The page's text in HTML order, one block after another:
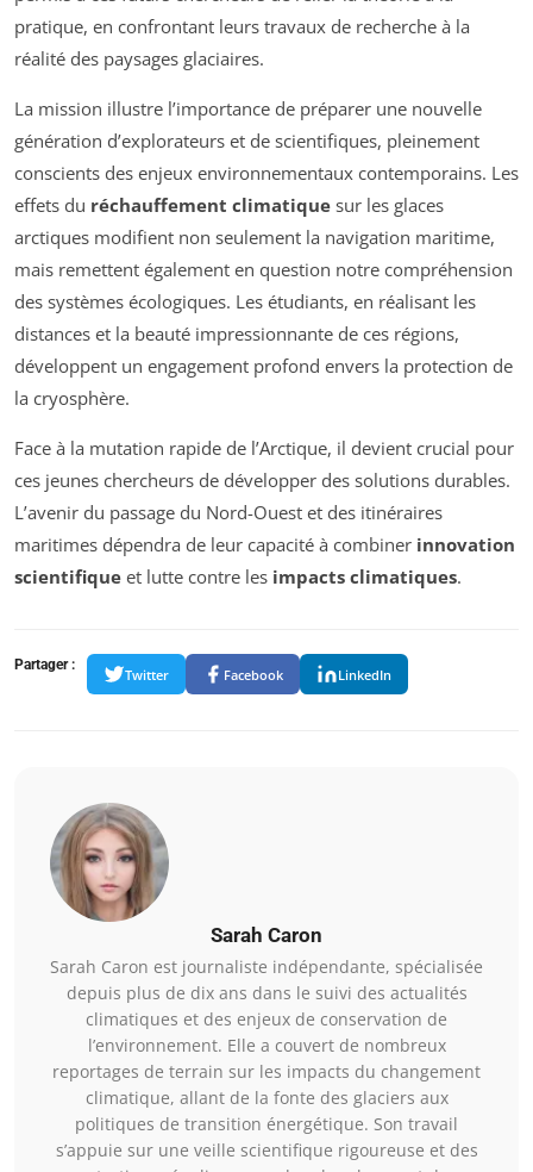
pratique, en confrontant leurs travaux de recherche à la
réalité des paysages glaciaires.
La mission illustre l’importance de préparer une nouvelle
génération d’explorateurs et de scientifiques, pleinement
conscients des enjeux environnementaux contemporains. Les
effets du réchauffement climatique sur les glaces
arctiques modifient non seulement la navigation maritime,
mais remettent également en question notre compréhension
des systèmes écologiques. Les étudiants, en réalisant les
distances et la beauté impressionnante de ces régions,
développent un engagement profond envers la protection de
la cryosphère.
Face à la mutation rapide de l’Arctique, il devient crucial pour
ces jeunes chercheurs de développer des solutions durables.
L’avenir du passage du Nord-Ouest et des itinéraires
maritimes dépendra de leur capacité à combiner innovation
scientifique et lutte contre les impacts climatiques.
Partager :
Twitter Facebook LinkedIn
Sarah Caron
Sarah Caron est journaliste indépendante, spécialisée
depuis plus de dix ans dans le suivi des actualités
climatiques et des enjeux de conservation de
l’environnement. Elle a couvert de nombreux
reportages de terrain sur les impacts du changement
climatique, allant de la fonte des glaciers aux
politiques de transition énergétique. Son travail
s’appuie sur une veille scientifique rigoureuse et des